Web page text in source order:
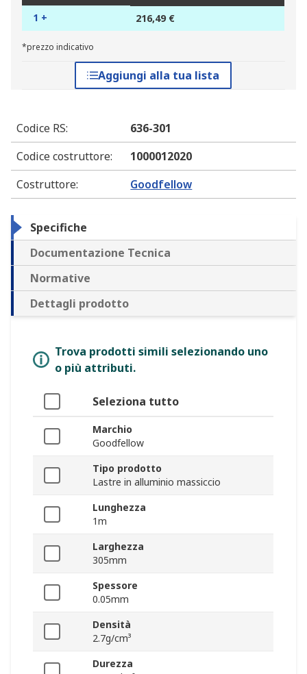
1 + 216,49 €
*prezzo indicativo
Aggiungi alla tua lista
Codice RS:
636-301
Codice costruttore:
1000012020
Costruttore: Goodfellow
Specifiche
Documentazione Tecnica
Normative
Dettagli prodotto
Trova prodotti simili selezionando uno
o più attributi.
Seleziona tutto
Marchio
Goodfellow
Tipo prodotto
Lastre in alluminio massiccio
Lunghezza
1m
Larghezza
305mm
Spessore
0.05mm
Densità
2.7g/cm³
Durezza